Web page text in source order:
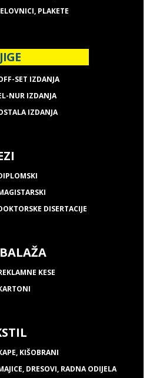
PLAKETE
SET IZDANJA
NUR IZDANJA
IZDANJA
DISERTACIJE
KESE
KIŠOBRANI
DRESOVI, RADNA ODIJELA